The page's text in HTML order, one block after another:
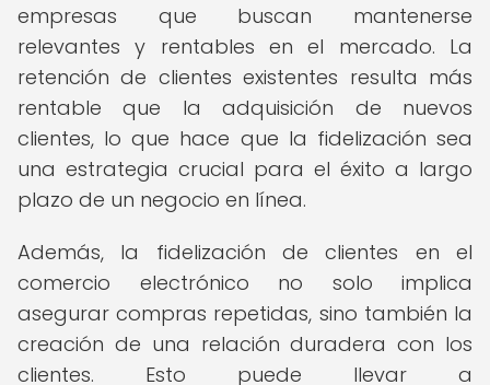
empresas que buscan mantenerse
relevantes y rentables en el mercado. La
retención de clientes existentes resulta más
rentable que la adquisición de nuevos
clientes, lo que hace que la fidelización sea
una estrategia crucial para el éxito a largo
plazo de un negocio en línea.
Además, la fidelización de clientes en el
comercio electrónico no solo implica
asegurar compras repetidas, sino también la
creación de una relación duradera con los
clientes. Esto puede llevar a